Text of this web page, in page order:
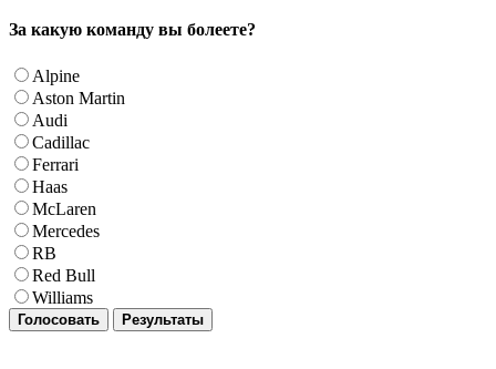
За какую команду вы болеете?
Alpine
Aston Martin
Audi
Cadillac
Ferrari
Haas
McLaren
Mercedes
RB
Red Bull
Williams
Голосовать Результаты